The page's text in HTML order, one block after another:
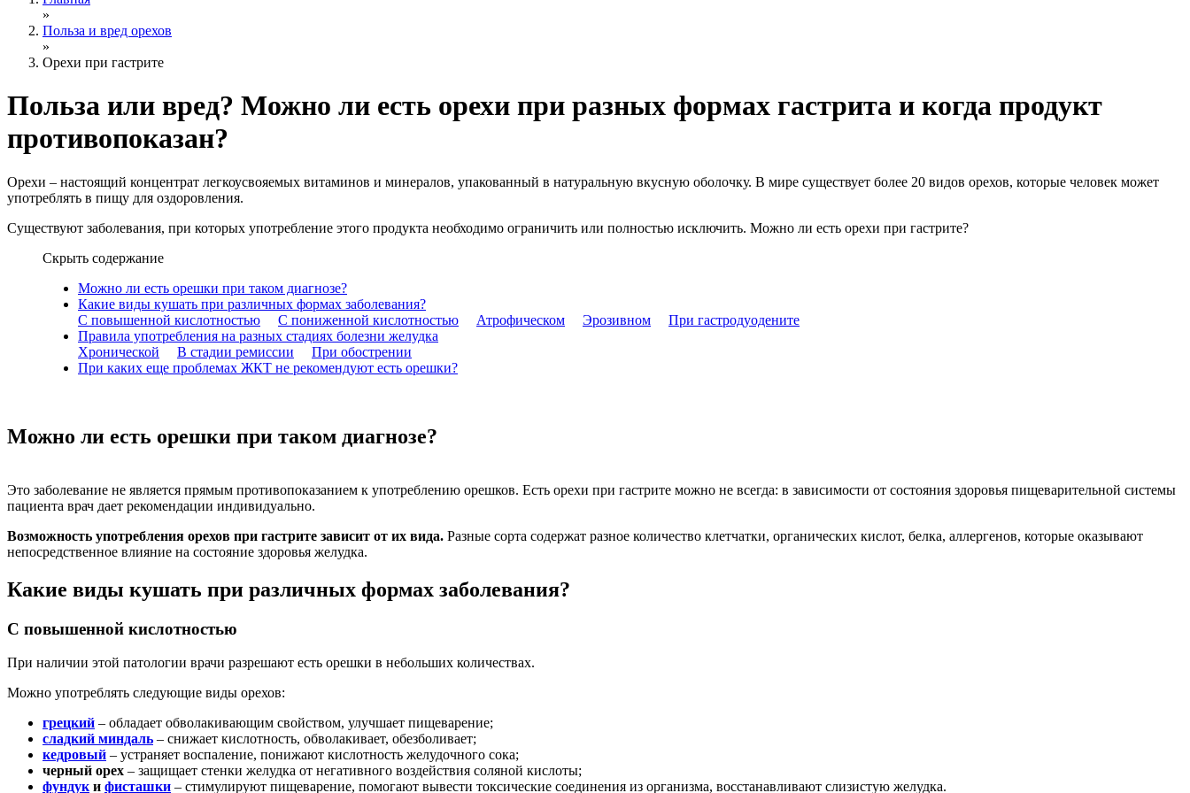
»
Польза и вред орехов
»
Орехи при гастрите
Польза или вред? Можно ли есть орехи при разных формах гастрита и когда продукт
противопоказан?
Орехи – настоящий концентрат легкоусвояемых витаминов и минералов, упакованный в натуральную вкусную оболочку. В мире существует более 20 видов орехов, которые человек может
употреблять в пищу для оздоровления.
Существуют заболевания, при которых употребление этого продукта необходимо ограничить или полностью исключить. Можно ли есть орехи при гастрите?
Скрыть содержание
Можно ли есть орешки при таком диагнозе?
Какие виды кушать при различных формах заболевания?
С повышенной кислотностью
С пониженной кислотностью Атрофическом Эрозивном
При гастродуодените
Правила употребления на разных стадиях болезни желудка
Хронической
В стадии ремиссии
При обострении
При каких еще проблемах ЖКТ не рекомендуют есть орешки?
Можно ли есть орешки при таком диагнозе?
Это заболевание не является прямым противопоказанием к употреблению орешков. Есть орехи при гастрите можно не всегда: в зависимости от состояния здоровья пищеварительной системы
пациента врач дает рекомендации индивидуально.
Возможность употребления орехов при гастрите зависит от их вида. Разные сорта содержат разное количество клетчатки, органических кислот, белка, аллергенов, которые оказывают
непосредственное влияние на состояние здоровья желудка.
Какие виды кушать при различных формах заболевания?
С повышенной кислотностью
При наличии этой патологии врачи разрешают есть орешки в небольших количествах.
Можно употреблять следующие виды орехов:
грецкий – обладает обволакивающим свойством, улучшает пищеварение;
сладкий миндаль – снижает кислотность, обволакивает, обезболивает;
кедровый – устраняет воспаление, понижают кислотность желудочного сока;
черный орех – защищает стенки желудка от негативного воздействия соляной кислоты;
фундук и фисташки – стимулируют пищеварение, помогают вывести токсические соединения из организма, восстанавливают слизистую желудка.